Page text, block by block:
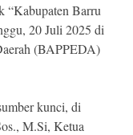
“Kabupaten Barru
20 Juli 2025 di
(BAPPEDA)
kunci, di
M.Si, Ketua